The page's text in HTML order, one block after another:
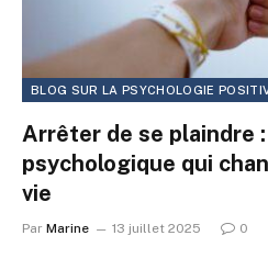
BLOG SUR LA PSYCHOLOGIE
Arrêter de se plaindre
psychologique qui
vie
Par Marine 13 juillet 2025 0